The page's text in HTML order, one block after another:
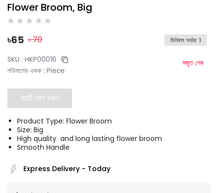
Flower Broom, Big
৳65 ৳70 মিনিমাম অর্ডার: 1
SKU : HKP00016
পরিমাপের একক : Piece
মজুত শেষ
কার্টে যোগ করুন
Product Type: Flower Broom
Size: Big
High quality and long lasting flower broom
Smooth Handle
Express Delivery - Today